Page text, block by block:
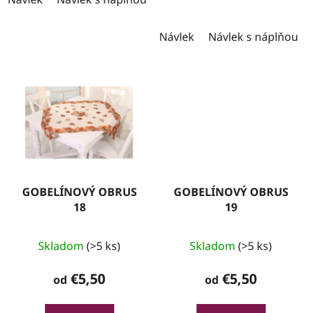
Návlek Návlek s náplňou
GOBELÍNOVÝ OBRUS
18
Skladom (>5 ks)
od €5,50
GOBELÍNOVÝ OBRUS
19
Skladom (>5 ks)
od €5,50